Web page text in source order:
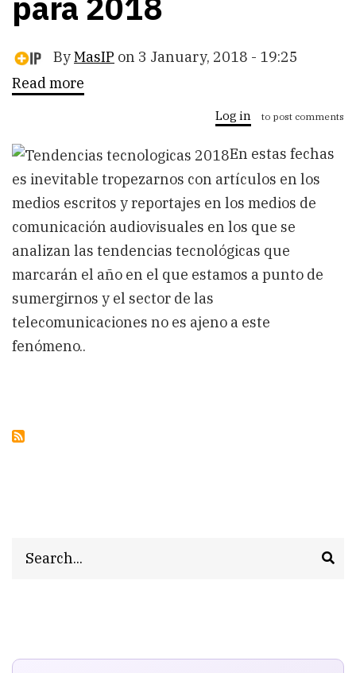
ByMasIP on 3 January, 2018 - 19:25
Read more
para
2018
Log in to post comments
En estas fechas
es inevitable tropezarnos con artículos en los
medios escritos y reportajes en los medios de
comunicación audiovisuales en los que se
analizan las tendencias tecnológicas que
marcarán el año en el que estamos a punto de
sumergirnos y el sector de las
telecomunicaciones no es ajeno a este
fenómeno..